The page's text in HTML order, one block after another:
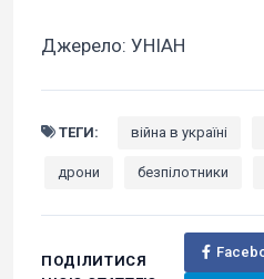
Джерело: УНІАН
ТЕГИ: війна в україні
дрони безпілотники
ПОДІЛИТИСЯ